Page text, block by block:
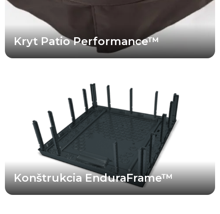
Kryt Patio Performance™
Konštrukcia EnduraFrame™
Bullfrog Spas je lídrom v oblasti technológie konštrukcie víriviek
bez použitia dreva. Patentovaná nosná konštrukcia vírivky
EnduraFrame™ znamená, že vaša vírivka Bullfrog Spa je
navrhnutá tak, aby vydržala dlhé roky. Keďže neobsahuje žiadne
drevo, ktoré by mohlo hniť alebo sa deformovať, a využíva precízne
navrhnutú konštrukciu, ktorej jednotlivé časti do seba dokonale
zapadajú, môžete sa spoľahnúť na to, že vaša vírivka bude
spoľahlivá a odolná po dlhý čas.